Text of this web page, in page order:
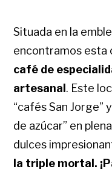
Situada en la
encontramos esta
café de
artesanal . Este
“cafés San Jorge”
de azúcar” en
dulces
la triple mortal.